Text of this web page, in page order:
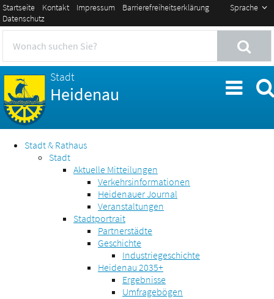
Sprache
Startseite Kontakt Impressum
Barrierefreiheitserklärung
Datenschutz
Stadt
Heidenau
Stadt & Rathaus
Stadt
Aktuelle Mitteilungen
Verkehrsinformationen
Heidenauer Journal
Veranstaltungen
Stadtportrait
Partnerstädte
Geschichte
Industriegeschichte
Heidenau 2035+
Ergebnisse
Umfragebögen